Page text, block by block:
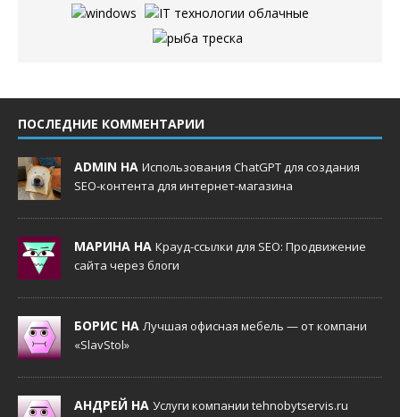
ПОСЛЕДНИЕ КОММЕНТАРИИ
ADMIN НА Использования ChatGPT для создания
SEO-контента для интернет-магазина
МАРИНА НА Крауд-ссылки для SEO: Продвижение
сайта через блоги
БОРИС НА Лучшая офисная мебель — от компани
«SlavStol»
АНДРЕЙ НА Услуги компании tehnobytservis.ru